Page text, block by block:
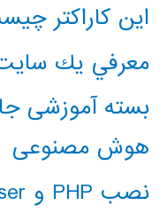
این کاراکتر چیست؟
معرفي يك سايت
بسته آموزشی
هوش مصنوعی
نصب PHP و composer در ویندوز 10